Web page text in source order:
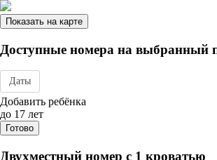
Показать на карте
Доступные номера на выбранный
Даты
Дата заезда - отъезда
Добавить ребёнка
до 17 лет
Готово
Двухместный номер с 1 кроватью